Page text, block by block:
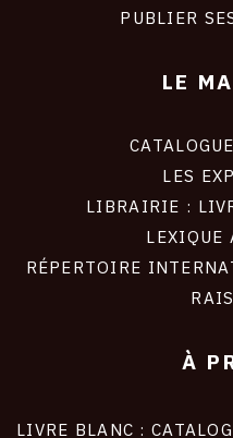
PUBLIER
LE
LES
LIBRAIRIE :
LEXIQUE
RÉPERTOIRE
À
LIVRE BLANC :